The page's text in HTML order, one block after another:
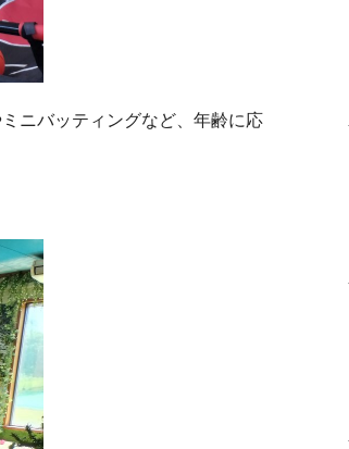
ニバッティングなど、年齢に応